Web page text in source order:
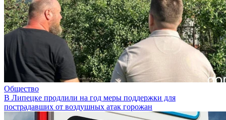
Общество
В Липецке продлили на год меры поддержки для
пострадавших от воздушных атак горожан